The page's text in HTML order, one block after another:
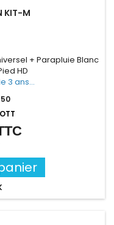
KIT-M
+ Parapluie Blanc
HD
3 ans...